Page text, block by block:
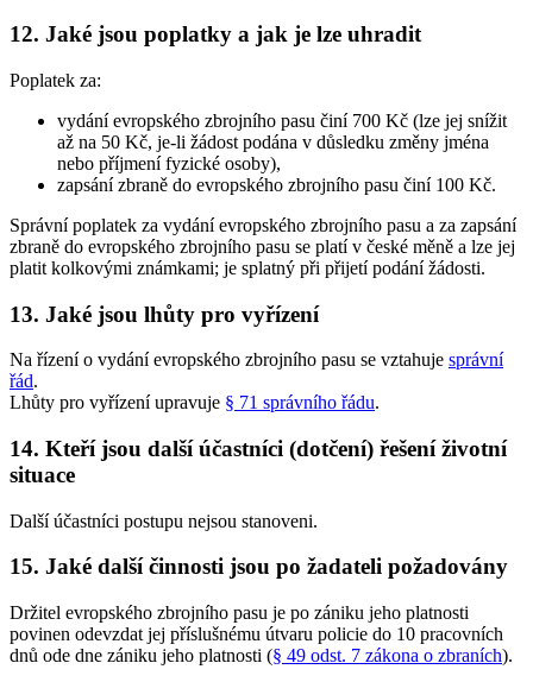
12. Jaké jsou poplatky a jak je lze uhradit
Poplatek za:
vydání evropského zbrojního pasu činí 700 Kč (lze jej snížit
až na 50 Kč, je-li žádost podána v důsledku změny jména
nebo příjmení fyzické osoby),
zapsání zbraně do evropského zbrojního pasu činí 100 Kč.
Správní poplatek za vydání evropského zbrojního pasu a za zapsání
zbraně do evropského zbrojního pasu se platí v české měně a lze jej
platit kolkovými známkami; je splatný při přijetí podání žádosti.
13. Jaké jsou lhůty pro vyřízení
Na řízení o vydání evropského zbrojního pasu se vztahuje správní
řád.
Lhůty pro vyřízení upravuje § 71 správního řádu.
14. Kteří jsou další účastníci (dotčení) řešení životní
situace
Další účastníci postupu nejsou stanoveni.
15. Jaké další činnosti jsou po žadateli požadovány
Držitel evropského zbrojního pasu je po zániku jeho platnosti
povinen odevzdat jej příslušnému útvaru policie do 10 pracovních
dnů ode dne zániku jeho platnosti (§ 49 odst. 7 zákona o zbraních).